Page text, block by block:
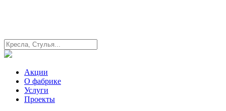
Акции
О фабрике
Услуги
Проекты